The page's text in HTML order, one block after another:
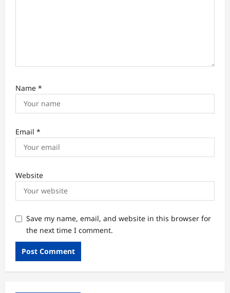
Name *
Email *
Website
Save my name, email, and website in this browser for
the next time I comment.